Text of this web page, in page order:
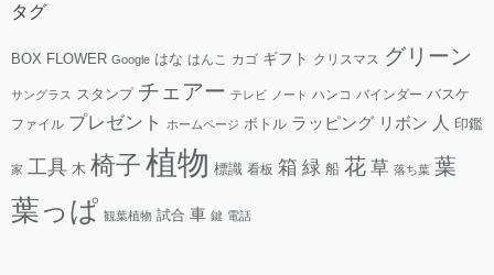
タグ
BOX FLOWER Google はな はんこ カゴ ギフト クリスマス グリーン
サングラス スタンプ チェアー テレビ ノート ハンコ バインダー バスケ
ファイル プレゼント ホームページ ボトル ラッピング リボン 人 印鑑
家 工具 木 椅子植物 標識 看板 箱 緑 船 花 草 落ち葉 葉
葉っぱ 観葉植物 試合 車 鍵 電話